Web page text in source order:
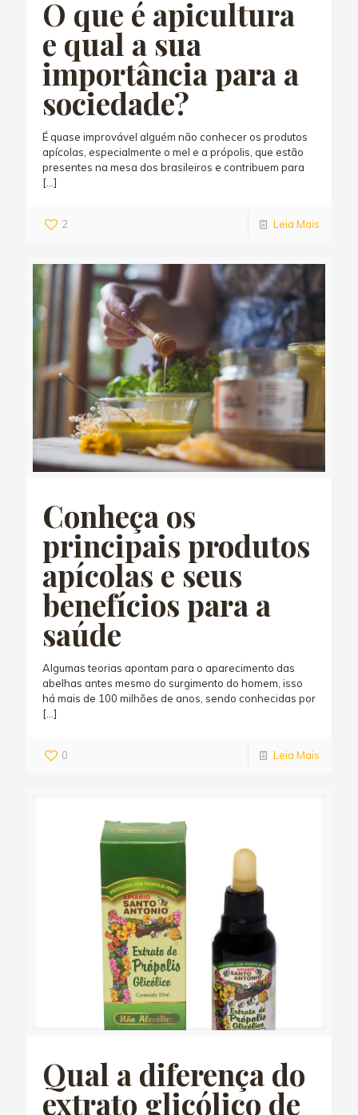
O que é apicultura
e qual a sua
importância para a
sociedade?
É quase improvável alguém não conhecer os produtos
apícolas, especialmente o mel e a própolis, que estão
presentes na mesa dos brasileiros e contribuem para
[…]
2 Leia Mais
Conheça os
principais produtos
apícolas e seus
benefícios para a
saúde
Algumas teorias apontam para o aparecimento das
abelhas antes mesmo do surgimento do homem, isso
há mais de 100 milhões de anos, sendo conhecidas por
[…]
0 Leia Mais
Qual a diferença do
extrato glicólico de